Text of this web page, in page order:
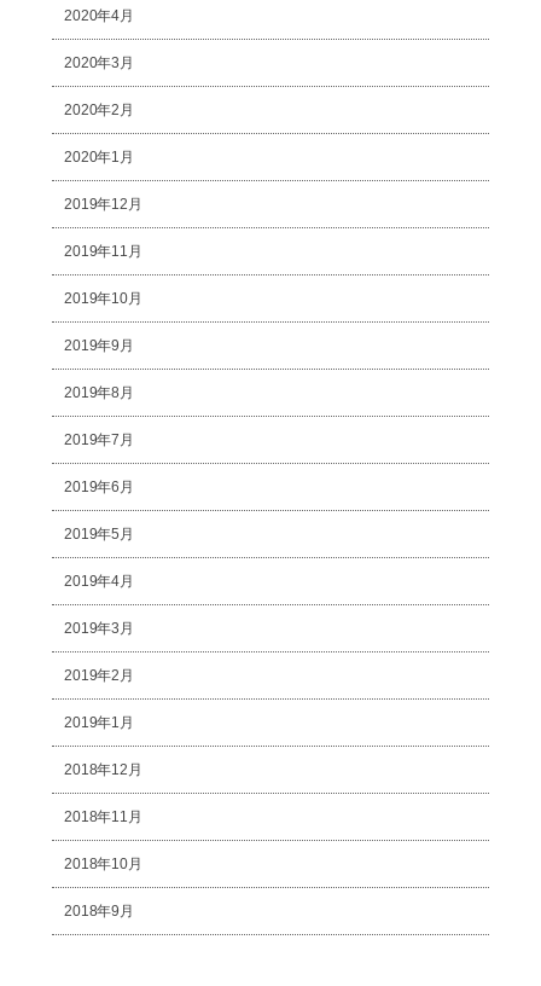
2020年4月
2020年3月
2020年2月
2020年1月
2019年12月
2019年11月
2019年10月
2019年9月
2019年8月
2019年7月
2019年6月
2019年5月
2019年4月
2019年3月
2019年2月
2019年1月
2018年12月
2018年11月
2018年10月
2018年9月